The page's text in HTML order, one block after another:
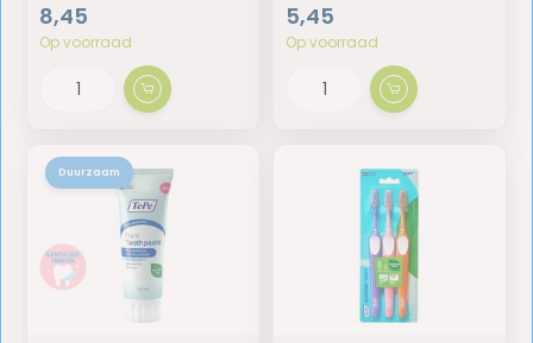
8,45
Op voorraad
5,45
Op voorraad
Duurzaam